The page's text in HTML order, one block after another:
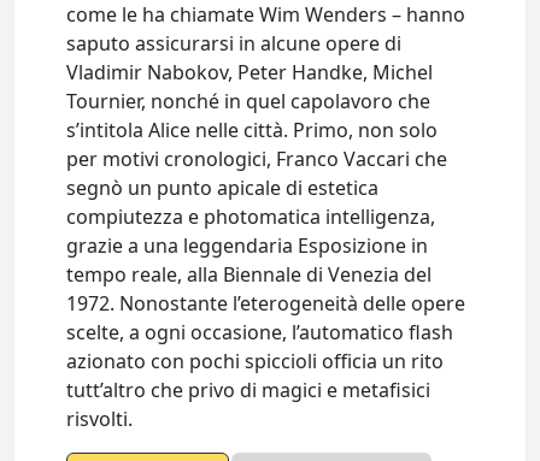
come le ha chiamate Wim Wenders – hanno
saputo assicurarsi in alcune opere di
Vladimir Nabokov, Peter Handke, Michel
Tournier, nonché in quel capolavoro che
s’intitola Alice nelle città. Primo, non solo
per motivi cronologici, Franco Vaccari che
segnò un punto apicale di estetica
compiutezza e photomatica intelligenza,
grazie a una leggendaria Esposizione in
tempo reale, alla Biennale di Venezia del
1972. Nonostante l’eterogeneità delle opere
scelte, a ogni occasione, l’automatico flash
azionato con pochi spiccioli officia un rito
tutt’altro che privo di magici e metafisici
risvolti.